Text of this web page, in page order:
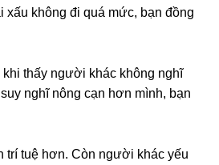
xấu không đi quá mức, bạn đồng
thấy người khác không nghĩ
nghĩ nông cạn hơn mình, bạn
trí tuệ hơn. Còn người khác yếu